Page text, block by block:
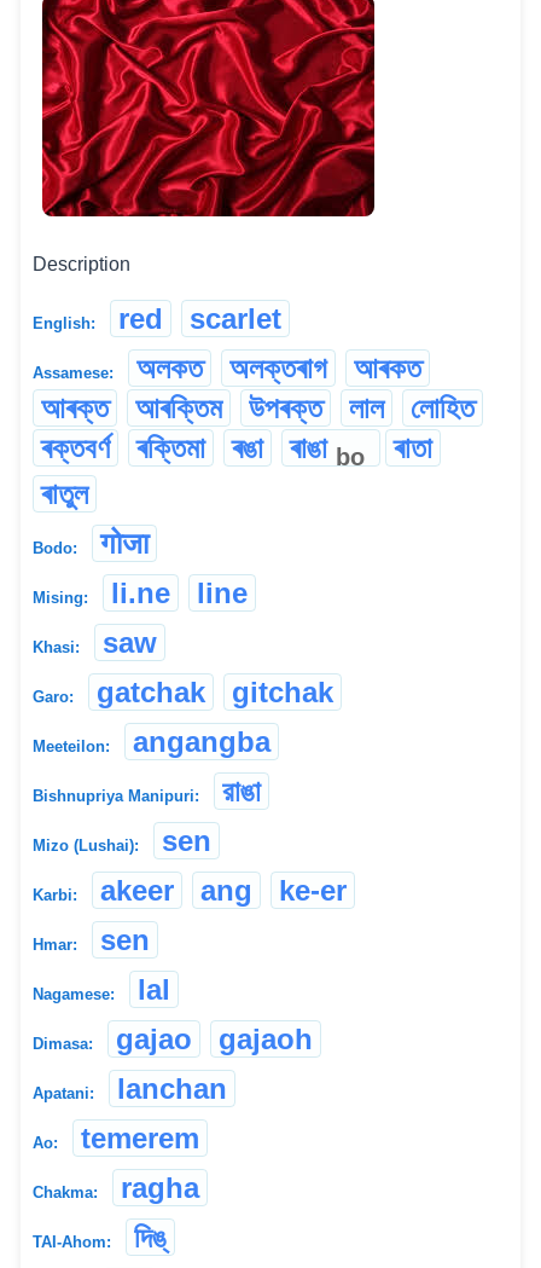
Description
English: red scarlet
Assamese: অলকত অলক্তৰাগ
আৰকত
আৰক্ত
আৰক্তিম উপৰক্ত লাল
লোহিত
ৰক্তবৰ্ণ
ৰক্তিমা ৰঙা ৰাঙা bo
ৰাতা
ৰাতুল
Bodo: गोजा
Mising: li.ne line
Khasi: saw
Garo: gatchak gitchak
Meeteilon: angangba
Bishnupriya Manipuri: রাঙা
Mizo (Lushai): sen
Karbi: akeer ang ke-er
Hmar: sen
Nagamese: lal
Dimasa: gajao gajaoh
Apatani: lanchan
Ao: temerem
Chakma: ragha
TAI-Ahom: দিঙ্